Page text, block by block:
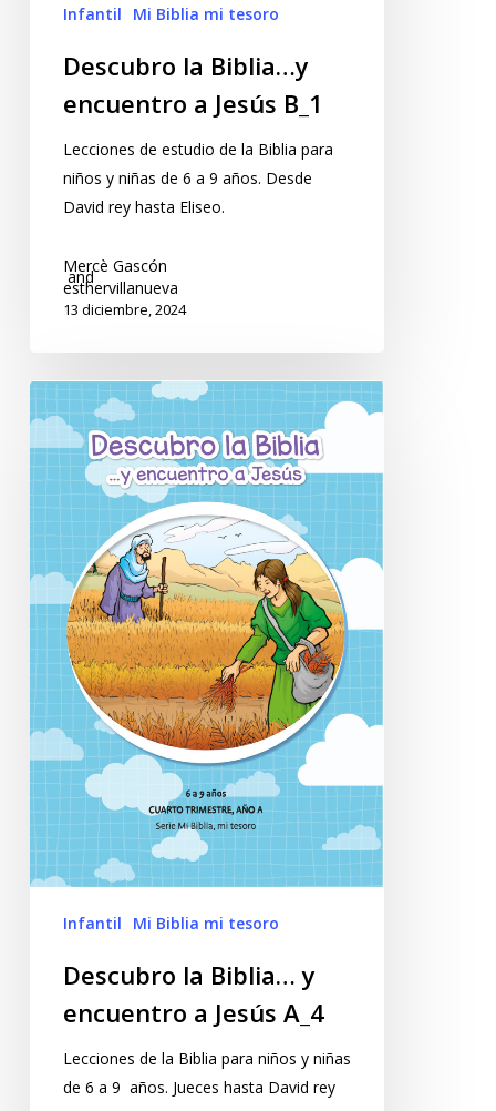
Infantil Mi Biblia mi tesoro
Descubro la Biblia…y
encuentro a Jesús B_1
Lecciones de estudio de la Biblia para
niños y niñas de 6 a 9 años. Desde
David rey hasta Eliseo.
Mercè Gascón
and
esthervillanueva
13 diciembre, 2024
Infantil Mi Biblia mi tesoro
Descubro la Biblia… y
encuentro a Jesús A_4
Lecciones de la Biblia para niños y niñas
de 6 a 9 años. Jueces hasta David rey